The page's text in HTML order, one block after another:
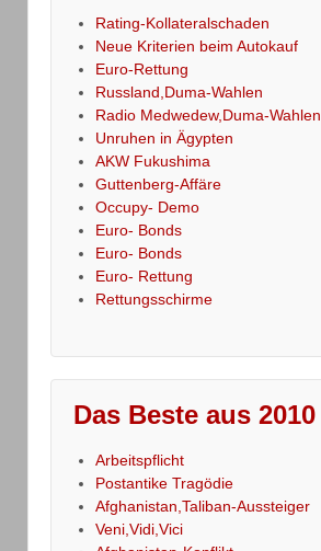
Rating-Kollateralschaden
Neue Kriterien beim Autokauf
Euro-Rettung
Russland,Duma-Wahlen
Radio Medwedew,Duma-Wahlen
Unruhen in Ägypten
AKW Fukushima
Guttenberg-Affäre
Occupy- Demo
Euro- Bonds
Euro- Bonds
Euro- Rettung
Rettungsschirme
Das Beste aus 2010
Arbeitspflicht
Postantike Tragödie
Afghanistan,Taliban-Aussteiger
Veni,Vidi,Vici